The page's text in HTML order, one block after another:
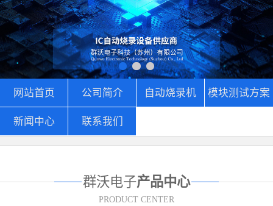
网站首页 公司简介 自动烧录机 模块测试方案
新闻中心 联系我们
群沃电子产品中心
PRODUCT CENTER